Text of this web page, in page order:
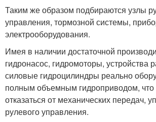
Таким же образом подбираются узлы
управления, тормозной системы,
электрооборудования.
Имея в наличии достаточной
гидронасос, гидромоторы, устройства
силовые гидроцилиндры реально
полным объемным гидроприводом, что
отказаться от механических передач,
рулевого управления.